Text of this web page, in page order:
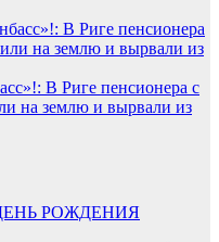
В Риге пенсионера с
на землю и вырвали из
РОЖДЕНИЯ